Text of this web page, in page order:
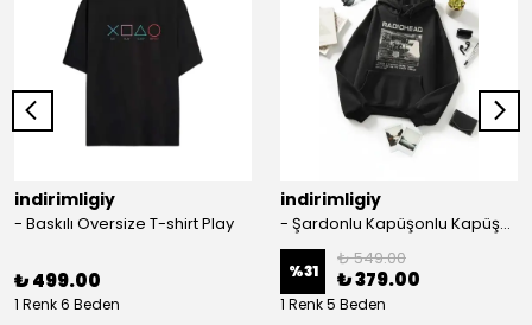
indirimligiy
- Baskılı Oversize T-shirt Play
₺ 499.00
1 Renk 6 Beden
indirimligiy
- Şardonlu Kapüşonlu Kapüşonlu Kanguru Cep Oversize Lastik Paça Sweatshirt Takimi
%31
₺ 549.00
₺ 379.00
1 Renk 5 Beden